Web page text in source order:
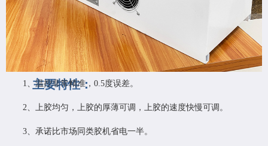
主要特性：
1、温控非常精准，0.5度误差。
2、上胶均匀，上胶的厚薄可调，上胶的速度快慢可调。
3、承诺比市场同类胶机省电一半。